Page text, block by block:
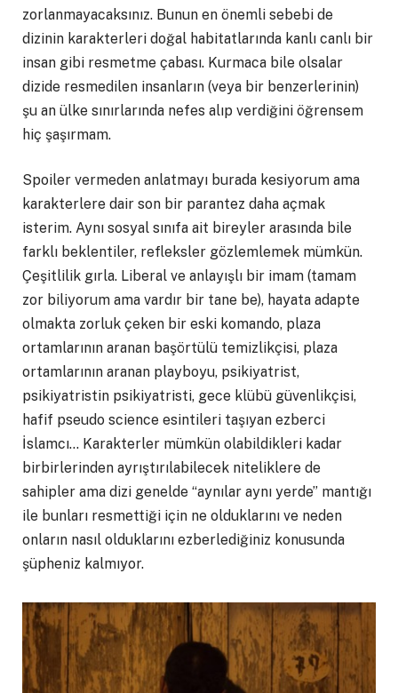
zorlanmayacaksınız. Bunun en önemli sebebi de
dizinin karakterleri doğal habitatlarında kanlı canlı bir
insan gibi resmetme çabası. Kurmaca bile olsalar
dizide resmedilen insanların (veya bir benzerlerinin)
şu an ülke sınırlarında nefes alıp verdiğini öğrensem
hiç şaşırmam.
Spoiler vermeden anlatmayı burada kesiyorum ama
karakterlere dair son bir parantez daha açmak
isterim. Aynı sosyal sınıfa ait bireyler arasında bile
farklı beklentiler, refleksler gözlemlemek mümkün.
Çeşitlilik gırla. Liberal ve anlayışlı bir imam (tamam
zor biliyorum ama vardır bir tane be), hayata adapte
olmakta zorluk çeken bir eski komando, plaza
ortamlarının aranan başörtülü temizlikçisi, plaza
ortamlarının aranan playboyu, psikiyatrist,
psikiyatristin psikiyatristi, gece klübü güvenlikçisi,
hafif pseudo science esintileri taşıyan ezberci
İslamcı… Karakterler mümkün olabildikleri kadar
birbirlerinden ayrıştırılabilecek niteliklere de
sahipler ama dizi genelde “aynılar aynı yerde” mantığı
ile bunları resmettiği için ne olduklarını ve neden
onların nasıl olduklarını ezberlediğiniz konusunda
şüpheniz kalmıyor.